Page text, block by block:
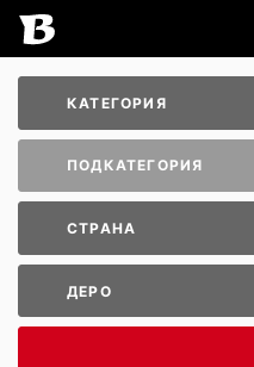
КАТЕГОРИЯ
ПОДКАТЕГОРИЯ
СТРАНА
ДЕРО